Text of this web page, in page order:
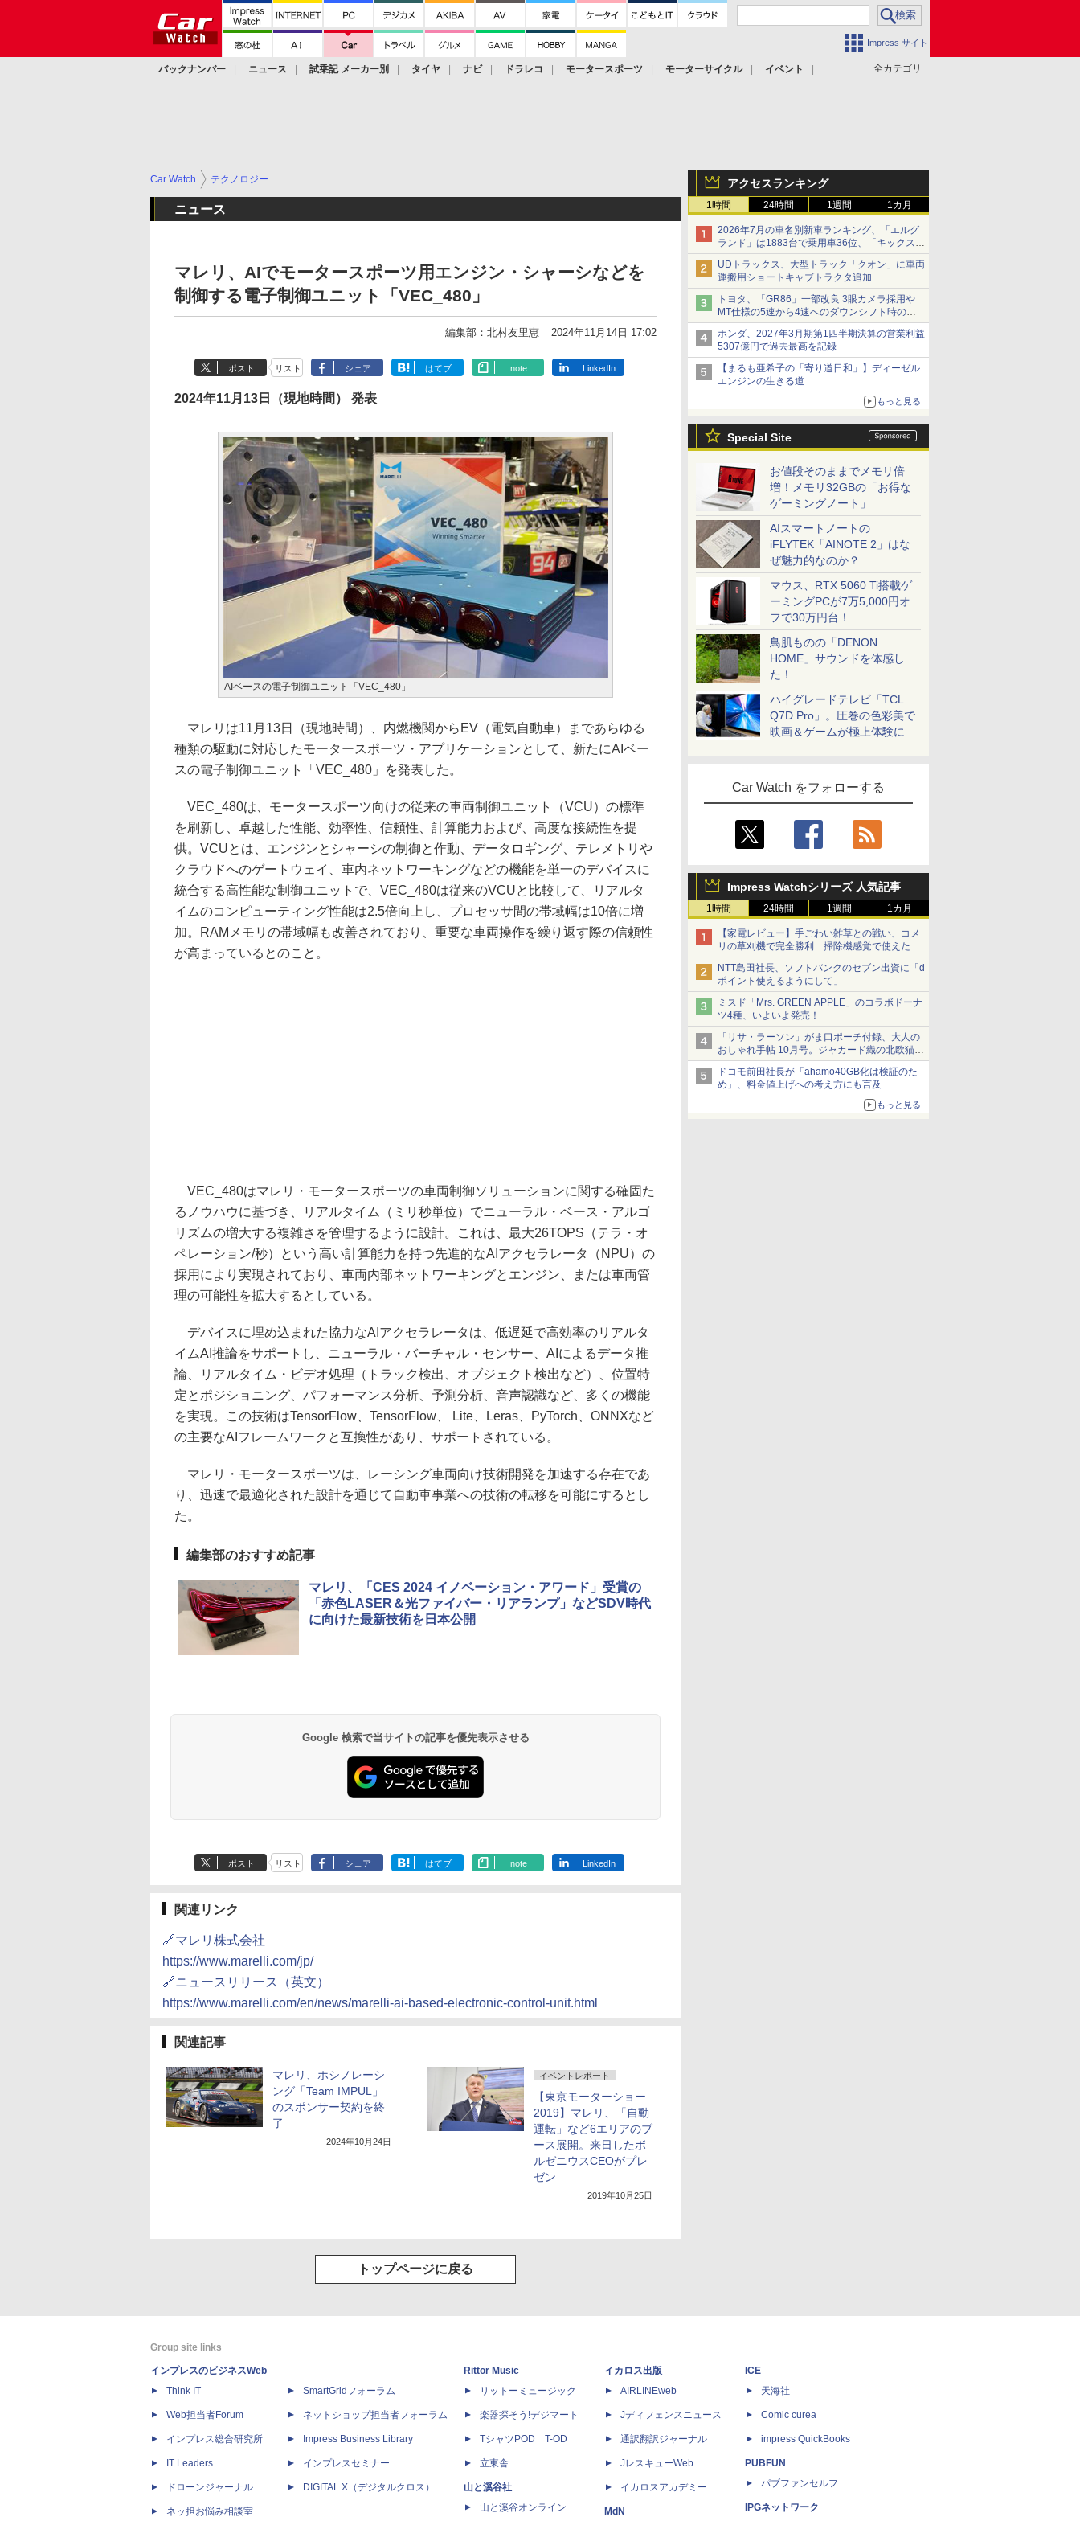
Impress サイト
全カテゴリ
バックナンバー ニュース 試乗記 メーカー別 タイヤ ナビ ドラレコ モータースポーツ モーターサイクル
イベント
アクセスランキング
1時間 24時間 1週間 1カ月
2026年7月の車名別新車ランキング、「エルグ
ランド」は1883台で乗用車36位、「キックス」
は2591台で27位に
UDトラックス、大型トラック「クオン」に車両
運搬用ショートキャブトラクタ追加
トヨタ、「GR86」一部改良 3眼カメラ採用や
MT仕様の5速から4速へのダウンシフト時の操
作性向上など
ホンダ、2027年3月期第1四半期決算の営業利益
5307億円で過去最高を記録
【まるも亜希子の「寄り道日和」】ディーゼル
エンジンの生きる道
もっと見る
Special Site
お値段そのままでメモリ倍
増！メモリ32GBの「お得な
ゲーミングノート」
AIスマートノートの
iFLYTEK「AINOTE 2」はな
ぜ魅力的なのか？
マウス、RTX 5060 Ti搭載ゲ
ーミングPCが7万5,000円オ
フで30万円台！
鳥肌ものの「DENON
HOME」サウンドを体感し
た！
ハイグレードテレビ「TCL
Q7D Pro」。圧巻の色彩美で
映画＆ゲームが極上体験に
Car Watch をフォローする
Impress Watchシリーズ 人気記事
1時間 24時間 1週間 1カ月
【家電レビュー】手ごわい雑草との戦い、コメ
リの草刈機で完全勝利 掃除機感覚で使えた
NTT島田社長、ソフトバンクのセブン出資に「d
ポイント使えるようにして」
ミスド「Mrs. GREEN APPLE」のコラボドーナ
ツ4種、いよいよ発売！
「リサ・ラーソン」がま口ポーチ付録、大人の
おしゃれ手帖 10月号。ジャカード織の北欧猫デ
ザイン
ドコモ前田社長が「ahamo40GB化は検証のた
め」、料金値上げへの考え方にも言及
もっと見る
Car Watch テクノロジー
ニュース
マレリ、AIでモータースポーツ用エンジン・シャーシなどを
制御する電子制御ユニット「VEC_480」
編集部：北村友里恵 2024年11月14日 17:02
ポスト リスト シェア はてブ note LinkedIn
2024年11月13日（現地時間） 発表
AIベースの電子制御ユニット「VEC_480」
マレリは11月13日（現地時間）、内燃機関からEV（電気自動車）まであらゆる
種類の駆動に対応したモータースポーツ・アプリケーションとして、新たにAIベー
スの電子制御ユニット「VEC_480」を発表した。
VEC_480は、モータースポーツ向けの従来の車両制御ユニット（VCU）の標準
を刷新し、卓越した性能、効率性、信頼性、計算能力および、高度な接続性を提
供。VCUとは、エンジンとシャーシの制御と作動、データロギング、テレメトリや
クラウドへのゲートウェイ、車内ネットワーキングなどの機能を単一のデバイスに
統合する高性能な制御ユニットで、VEC_480は従来のVCUと比較して、リアルタ
イムのコンピューティング性能は2.5倍向上し、プロセッサ間の帯域幅は10倍に増
加。RAMメモリの帯域幅も改善されており、重要な車両操作を繰り返す際の信頼性
が高まっているとのこと。
VEC_480はマレリ・モータースポーツの車両制御ソリューションに関する確固た
るノウハウに基づき、リアルタイム（ミリ秒単位）でニューラル・ベース・アルゴ
リズムの増大する複雑さを管理するように設計。これは、最大26TOPS（テラ・オ
ペレーション/秒）という高い計算能力を持つ先進的なAIアクセラレータ（NPU）の
採用により実現されており、車両内部ネットワーキングとエンジン、または車両管
理の可能性を拡大するとしている。
デバイスに埋め込まれた協力なAIアクセラレータは、低遅延で高効率のリアルタ
イムAI推論をサポートし、ニューラル・バーチャル・センサー、AIによるデータ推
論、リアルタイム・ビデオ処理（トラック検出、オブジェクト検出など）、位置特
定とポジショニング、パフォーマンス分析、予測分析、音声認識など、多くの機能
を実現。この技術はTensorFlow、TensorFlow、 Lite、Leras、PyTorch、ONNXなど
の主要なAIフレームワークと互換性があり、サポートされている。
マレリ・モータースポーツは、レーシング車両向け技術開発を加速する存在であ
り、迅速で最適化された設計を通じて自動車事業への技術の転移を可能にするとし
た。
編集部のおすすめ記事
マレリ、「CES 2024 イノベーション・アワード」受賞の
「赤色LASER＆光ファイバー・リアランプ」などSDV時代
に向けた最新技術を日本公開
Google 検索で当サイトの記事を優先表示させる
ポスト リスト シェア はてブ note LinkedIn
関連リンク
🔗マレリ株式会社
https://www.marelli.com/jp/
🔗ニュースリリース（英文）
https://www.marelli.com/en/news/marelli-ai-based-electronic-control-unit.html
関連記事
マレリ、ホシノレーシ
ング「Team IMPUL」
のスポンサー契約を終
了
2024年10月24日
イベントレポート
【東京モーターショー
2019】マレリ、「自動
運転」など6エリアのブ
ース展開。来日したボ
ルゼニウスCEOがプレ
ゼン
2019年10月25日
トップページに戻る
Group site links
インプレスのビジネスWeb
Think IT
Web担当者Forum
インプレス総合研究所
IT Leaders
ドローンジャーナル
ネッ担お悩み相談室
SmartGridフォーラム
ネットショップ担当者フォーラム
Impress Business Library
インプレスセミナー
DIGITAL X（デジタルクロス）
Rittor Music
リットーミュージック
楽器探そう!デジマート
TシャツPOD T-OD
立東舎
山と溪谷社
山と溪谷オンライン
イカロス出版
AIRLINEweb
Jディフェンスニュース
通訳翻訳ジャーナル
JレスキューWeb
イカロスアカデミー
MdN
ICE
天海社
Comic curea
impress QuickBooks
PUBFUN
パブファンセルフ
IPGネットワーク